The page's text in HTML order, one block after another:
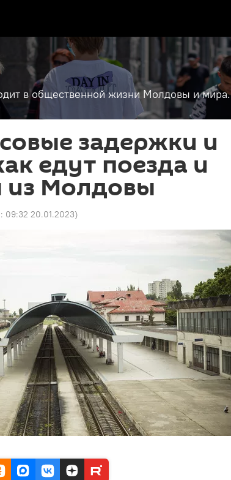
в общественной жизни Молдовы и мира.
задержки и
едут поезда и
из Молдовы
09:32 20.01.2023)